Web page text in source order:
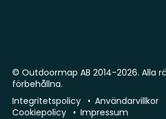
© Outdoormap AB 2014-2026. Alla
förbehållna.
Integritetspolicy
Användarvillkor
Cookiepolicy
Impressum